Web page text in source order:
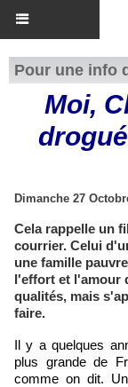
Pour une info
Moi,
Dimanche 27
Cela rappelle un
courrier. Celui
une famille
l'effort et l'amour
qualités, mais
faire.
Il y a quelques années, alors encore salarié de l'entreprise la
plus grande de
comme on dit.